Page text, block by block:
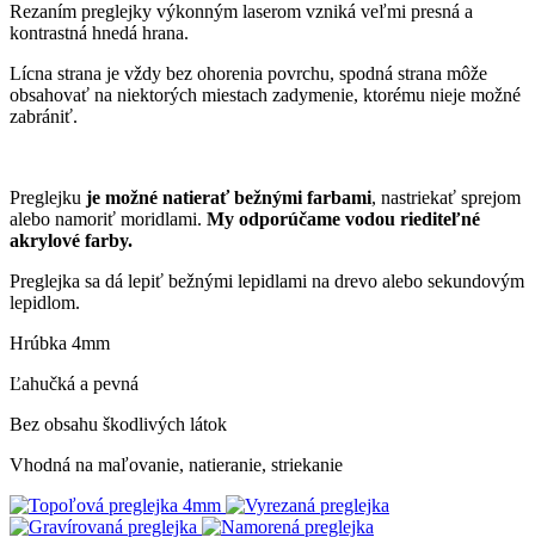
Rezaním preglejky výkonným laserom vzniká veľmi presná a
kontrastná hnedá hrana.
Lícna strana je vždy bez ohorenia povrchu, spodná strana môže
obsahovať na niektorých miestach zadymenie, ktorému nieje možné
zabrániť.
Preglejku je možné natierať bežnými farbami, nastriekať sprejom
alebo namoriť moridlami. My odporúčame vodou riediteľné
akrylové farby.
Preglejka sa dá lepiť bežnými lepidlami na drevo alebo sekundovým
lepidlom.
Hrúbka 4mm
Ľahučká a pevná
Bez obsahu škodlivých látok
Vhodná na maľovanie, natieranie, striekanie